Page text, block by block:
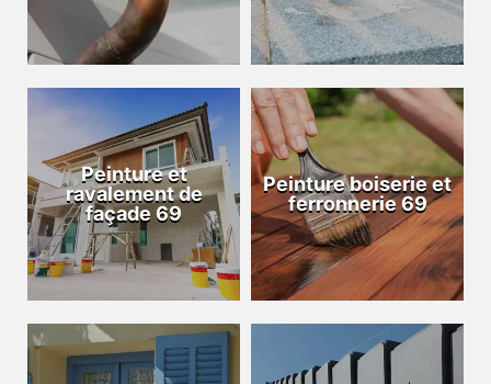
Peinture et
ravalement de
façade 69
Peinture boiserie et
ferronnerie 69